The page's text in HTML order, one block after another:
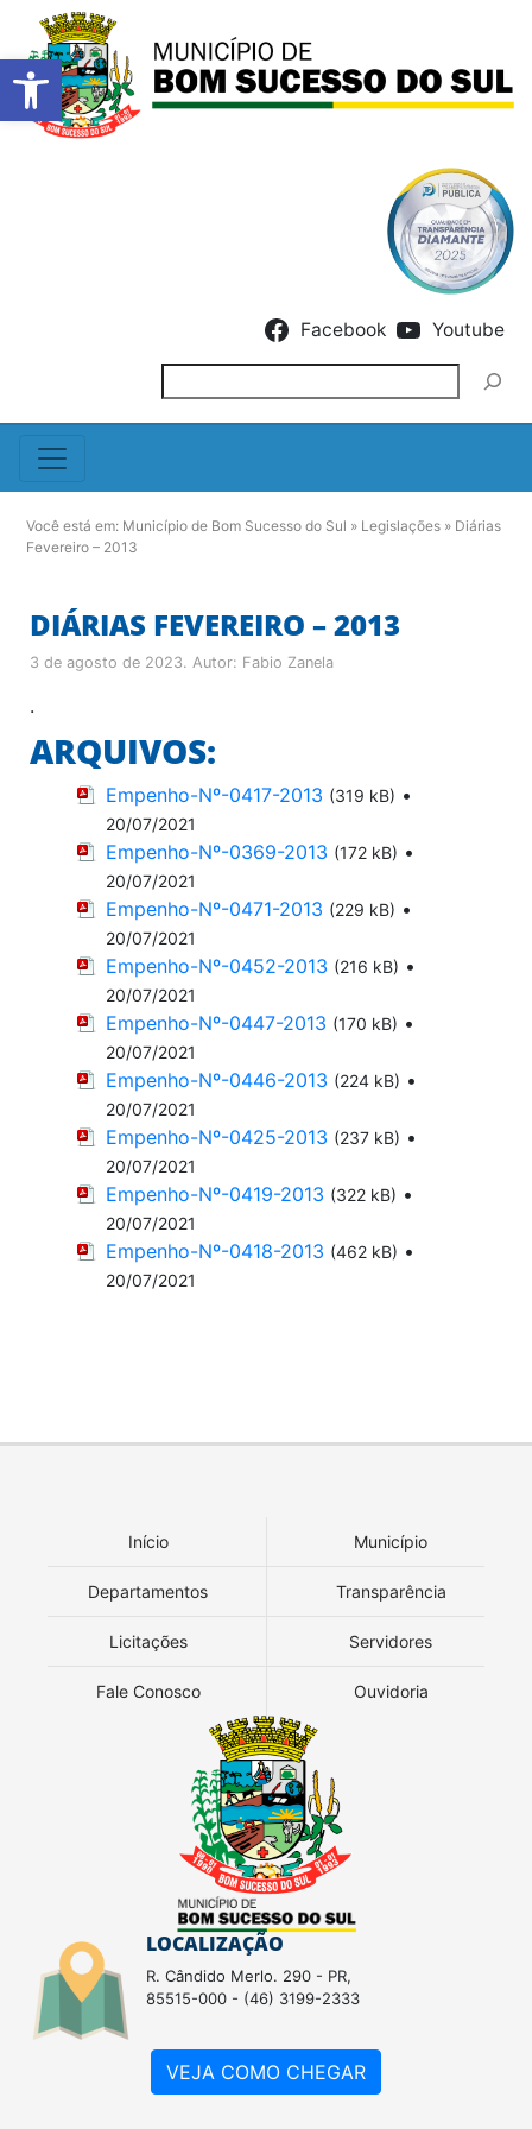
Barra de Ferramentas
Facebook Youtube
Você está em: Município de Bom Sucesso do Sul » Legislações » Diárias
Fevereiro – 2013
DIÁRIAS FEVEREIRO – 2013
3 de agosto de 2023. Autor: Fabio Zanela
.
ARQUIVOS:
Empenho-Nº-0417-2013 (319 kB) •
20/07/2021
Empenho-Nº-0369-2013 (172 kB) •
20/07/2021
Empenho-Nº-0471-2013 (229 kB) •
20/07/2021
Empenho-Nº-0452-2013 (216 kB) •
20/07/2021
Empenho-Nº-0447-2013 (170 kB) •
20/07/2021
Empenho-Nº-0446-2013 (224 kB) •
20/07/2021
Empenho-Nº-0425-2013 (237 kB) •
20/07/2021
Empenho-Nº-0419-2013 (322 kB) •
20/07/2021
Empenho-Nº-0418-2013 (462 kB) •
20/07/2021
Início Município
Departamentos Transparência
Licitações Servidores
Fale Conosco Ouvidoria
LOCALIZAÇÃO
R. Cândido Merlo. 290 - PR,
85515-000 - (46) 3199-2333
VEJA COMO CHEGAR